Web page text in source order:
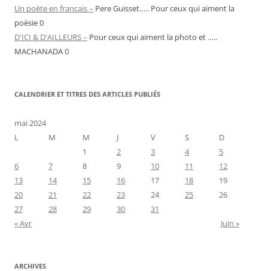
Un poète en français – Pere Guisset….. Pour ceux qui aiment la
poèsie 0
D'ICI & D'AILLEURS – Pour ceux qui aiment la photo et …..
MACHANADA 0
CALENDRIER ET TITRES DES ARTICLES PUBLIÉS
mai 2024
L
M M J V S
D
1
2 3 4
5
6
7 8 9 10 11
12
13
14 15 16 17 18
19
20
21 22 23 24 25
26
27
28 29 30
31
« Avr
Juin »
ARCHIVES